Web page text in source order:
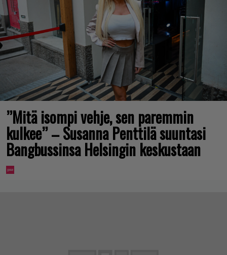
”Mitä isompi vehje, sen paremmin
kulkee” – Susanna Penttilä suuntasi
Bangbussinsa Helsingin keskustaan